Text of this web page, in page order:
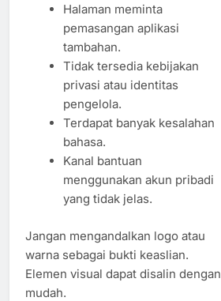
Halaman meminta
pemasangan aplikasi
tambahan.
Tidak tersedia kebijakan
privasi atau identitas
pengelola.
Terdapat banyak kesalahan
bahasa.
Kanal bantuan
menggunakan akun pribadi
yang tidak jelas.
Jangan mengandalkan logo atau
warna sebagai bukti keaslian.
Elemen visual dapat disalin dengan
mudah.